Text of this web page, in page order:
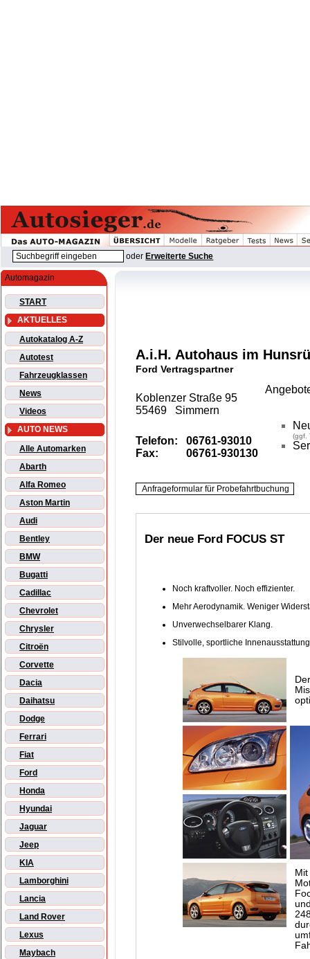
oder Erweiterte Suche
Automagazin
START
AKTUELLES
Autokatalog A-Z
Autotest
Fahrzeugklassen
News
Videos
AUTO NEWS
Alle Automarken
Abarth
Alfa Romeo
Aston Martin
Audi
Bentley
BMW
Bugatti
Cadillac
Chevrolet
Chrysler
Citroën
Corvette
Dacia
Daihatsu
Dodge
Ferrari
Fiat
Ford
Honda
Hyundai
Jaguar
Jeep
KIA
Lamborghini
Lancia
Land Rover
Lexus
Maybach
A.i.H. Autohaus im
Ford Vertragspartner
Koblenzer Straße 95
55469 Simmern
Telefon: 06761-93010
Fax:
06761-930130
(ggf.
Der neue Ford FOCUS ST
Noch kraftvoller. Noch effizienter.
Mehr Aerodynamik. Weniger
Unverwechselbarer Klang.
Stilvolle, sportliche